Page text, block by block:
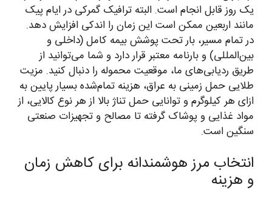
یک روز قابل انجام است. البته ترافیک گمرکی در ایام پیک
مانند اربعین ممکن است این زمان را اندکی افزایش دهد.
در تمام مسیر، بار تحت پوشش بیمه کامل (داخلی و
بین‌المللی) و بارنامه معتبر قرار دارد و شما می‌توانید از
طریق ردیابی‌های ما، موقعیت محموله را دنبال کنید. مزیت
طلایی حمل زمینی به عراق، هزینه تمام‌شده بسیار پایین به
ازای هر کیلوگرم و توانایی حمل تناژ بالا از هر نوع کالایی، از
مواد غذایی و پوشاک گرفته تا مصالح و تجهیزات صنعتی
سنگین است.
انتخاب مرز هوشمندانه برای کاهش زمان
و هزینه